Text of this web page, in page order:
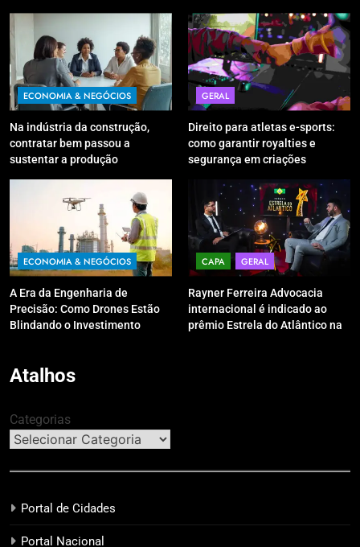
ECONOMIA & NEGÓCIOS
Na indústria da construção,
contratar bem passou a
sustentar a produção
GERAL
Direito para atletas e-sports:
como garantir royalties e
segurança em criações
ECONOMIA & NEGÓCIOS
A Era da Engenharia de
Precisão: Como Drones Estão
Blindando o Investimento
CAPA GERAL
Rayner Ferreira Advocacia
internacional é indicado ao
prêmio Estrela do Atlântico na
Atalhos
Categorias
Portal de Cidades
Portal Nacional